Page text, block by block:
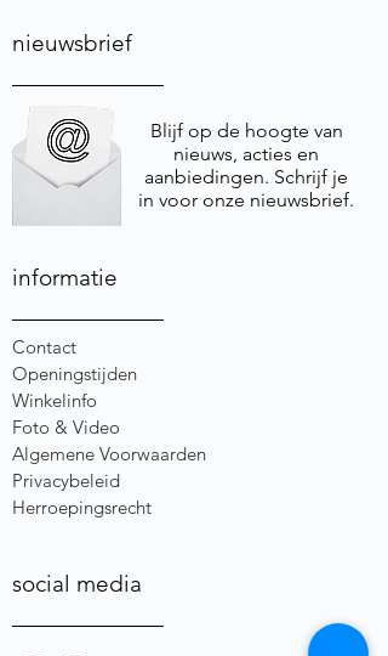
nieuwsbrief
Blijf op de hoogte van
nieuws, acties en
aanbiedingen. Schrijf je
in voor onze nieuwsbrief.
informatie
Contact
Openingstijden
Winkelinfo
Foto & Video
Algemene Voorwaarden
Privacybeleid
Herroepingsrecht
social media